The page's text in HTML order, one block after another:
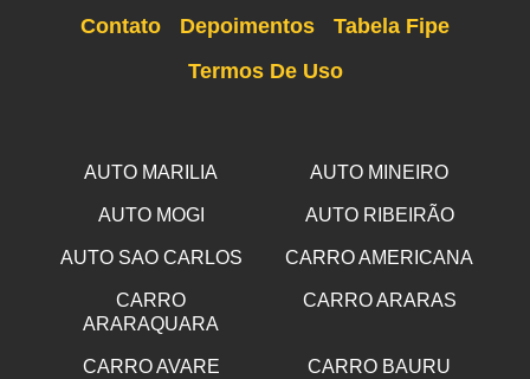
Contato
Depoimentos
Tabela Fipe
Termos De Uso
AUTO MARILIA AUTO MINEIRO
AUTO MOGI AUTO RIBEIRÃO
AUTO SAO CARLOS CARRO AMERICANA
CARRO
ARARAQUARA
CARRO ARARAS
CARRO AVARE CARRO BAURU